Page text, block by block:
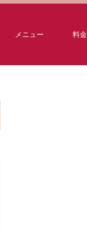
メニュー 料金